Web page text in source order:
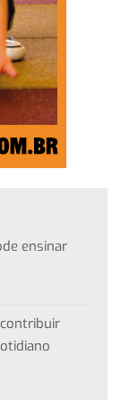
ensinar